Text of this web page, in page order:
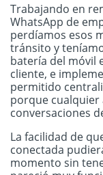
Trabajando en
WhatsApp de
perdíamos esos
tránsito y
batería del móvil
cliente, e
permitido
porque cualquier
conversaciones
La facilidad de
conectada
momento sin